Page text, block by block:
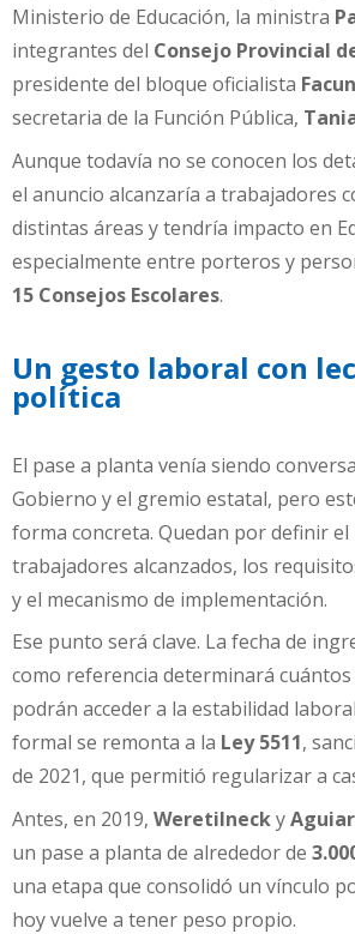
Ministerio de Educación, la ministra
integrantes del Consejo Provincial
presidente del bloque oficialista
secretaria de la Función Pública,
Aunque todavía no se conocen los
el anuncio alcanzaría a trabajadores
distintas áreas y tendría impacto en
especialmente entre porteros y
15 Consejos Escolares.
Un gesto laboral con
política
El pase a planta venía siendo
Gobierno y el gremio estatal, pero
forma concreta. Quedan por definir el
trabajadores alcanzados, los
y el mecanismo de implementación.
Ese punto será clave. La fecha de
como referencia determinará
podrán acceder a la estabilidad
formal se remonta a la Ley 5511,
de 2021, que permitió regularizar a
Antes, en 2019, WeretilneckyAguiar
un pase a planta de alrededor de
una etapa que consolidó un vínculo
hoy vuelve a tener peso propio.